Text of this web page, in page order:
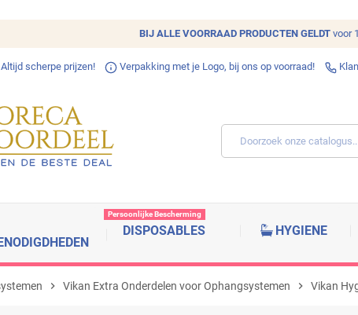
BIJ ALLE VOORRAAD PRODUCTEN GELDT voor
Altijd scherpe prijzen! Verpakking met je Logo, bij ons op voorraad!
DISPOSABLES
Persoonlijke Bescherming
HYGIENE
chevron_right Vikan Extra Onderdelen voor Ophangsystemen chevron_right Vikan